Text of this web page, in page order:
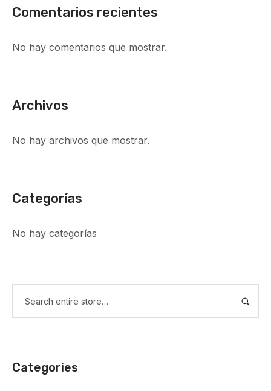
Comentarios recientes
No hay comentarios que mostrar.
Archivos
No hay archivos que mostrar.
Categorías
No hay categorías
Categories